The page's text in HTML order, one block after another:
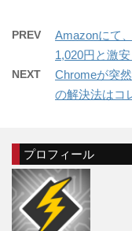
PREV
Amazonにて
1,020円と激安
NEXT
Chromeが突
の解決法はコ
プロフィール